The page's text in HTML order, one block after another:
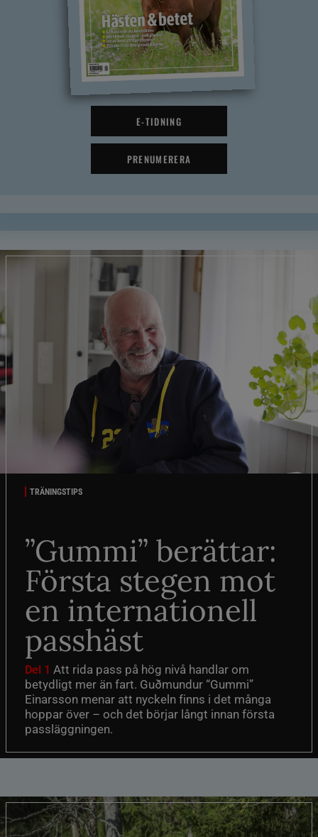
E-TIDNING
PRENUMERERA
TRÄNINGSTIPS
”Gummi” berättar:
Första stegen mot
en internationell
passhäst
Del 1 Att rida pass på hög nivå handlar om
betydligt mer än fart. Guðmundur “Gummi”
Einarsson menar att nyckeln finns i det många
hoppar över – och det börjar långt innan första
passläggningen.